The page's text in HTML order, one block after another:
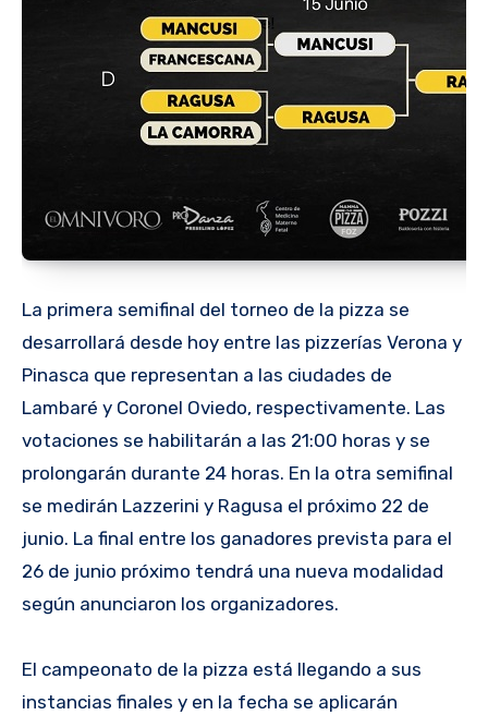
La primera semifinal del torneo de la pizza se
desarrollará desde hoy entre las pizzerías Verona y
Pinasca que representan a las ciudades de
Lambaré y Coronel Oviedo, respectivamente. Las
votaciones se habilitarán a las 21:00 horas y se
prolongarán durante 24 horas. En la otra semifinal
se medirán Lazzerini y Ragusa el próximo 22 de
junio. La final entre los ganadores prevista para el
26 de junio próximo tendrá una nueva modalidad
según anunciaron los organizadores.
El campeonato de la pizza está llegando a sus
instancias finales y en la fecha se aplicarán